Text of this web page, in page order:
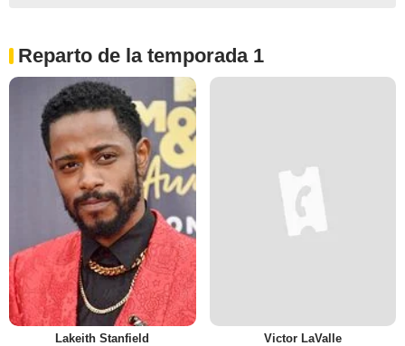
Reparto de la temporada 1
Lakeith Stanfield Victor LaValle